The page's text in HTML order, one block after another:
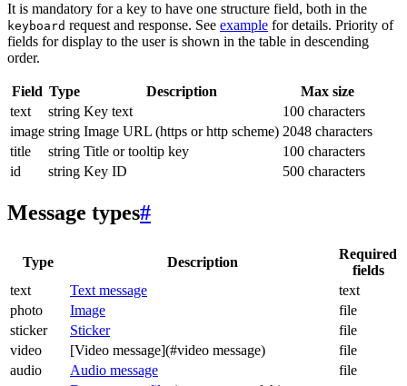
It is mandatory for a key to have one structure field, both in the
keyboard request and response. See example for details. Priority of
fields for display to the user is shown in the table in descending
order.
Field Type Description
Max size
text
string Key text
100 characters
image string Image URL (https or http scheme) 2048 characters
title
string Title or tooltip key
100 characters
id
string Key ID 500 characters
Message types#
Type Description
Required
fields
text
Text message
text
photo
Image
file
sticker
Sticker
file
video
[Video message](#video message)
file
audio
Audio message file